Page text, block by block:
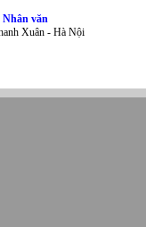
văn
Xuân - Hà Nội